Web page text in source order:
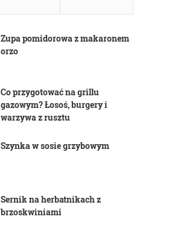
Zupa pomidorowa z makaronem
orzo
Co przygotować na grillu
gazowym? Łosoś, burgery i
warzywa z rusztu
Szynka w sosie grzybowym
Sernik na herbatnikach z
brzoskwiniami